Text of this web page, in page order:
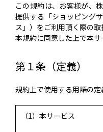
この規約は、お客様が、
提供する「ショッピング
ス」）をご利用頂く際の取
本規約に同意した上で本サ
第１条（定義）
規約上で使用する用語の
（1）本サービス